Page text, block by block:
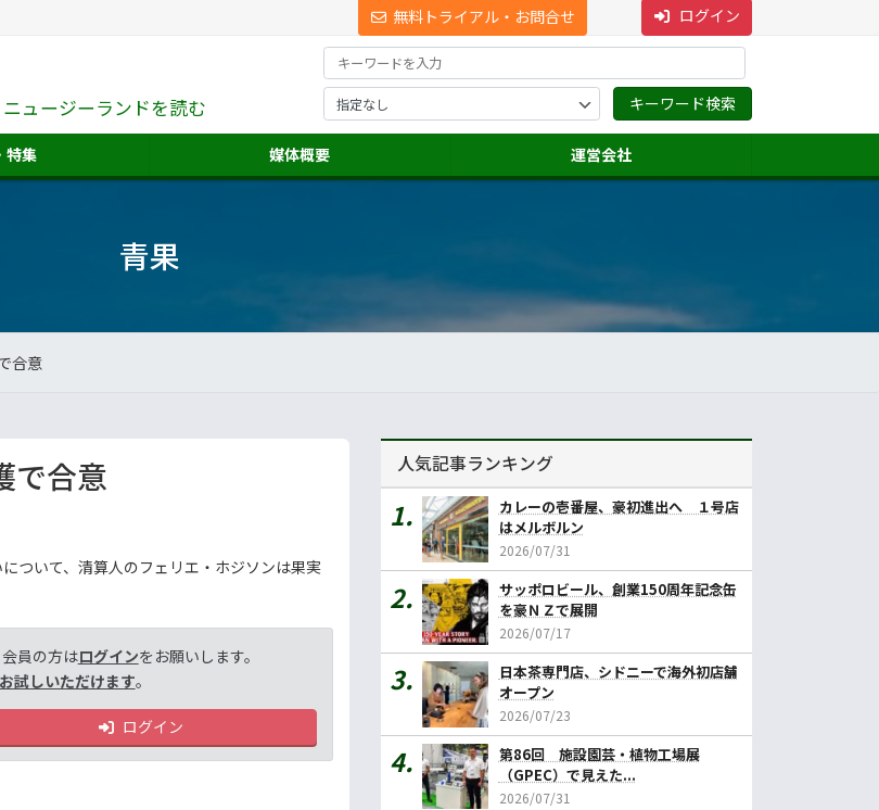
無料トライアル・お問合せ
ュージーランドを読む
ログイン
特集 媒体概要 運営会社
青果
合意
で合意
ついて、清算人のフェリエ・ホジソンは果実
員の方はログインをお願いします。
試しいただけます。
ログイン
人気記事ランキング
カレーの壱番屋、豪初進出へ １号店
はメルボルン
2026/07/31
サッポロビール、創業150周年記念缶
を豪ＮＺで展開
2026/07/17
日本茶専門店、シドニーで海外初店舗
オープン
2026/07/23
第86回 施設園芸・植物工場展
（GPEC）で見えた...
2026/07/31